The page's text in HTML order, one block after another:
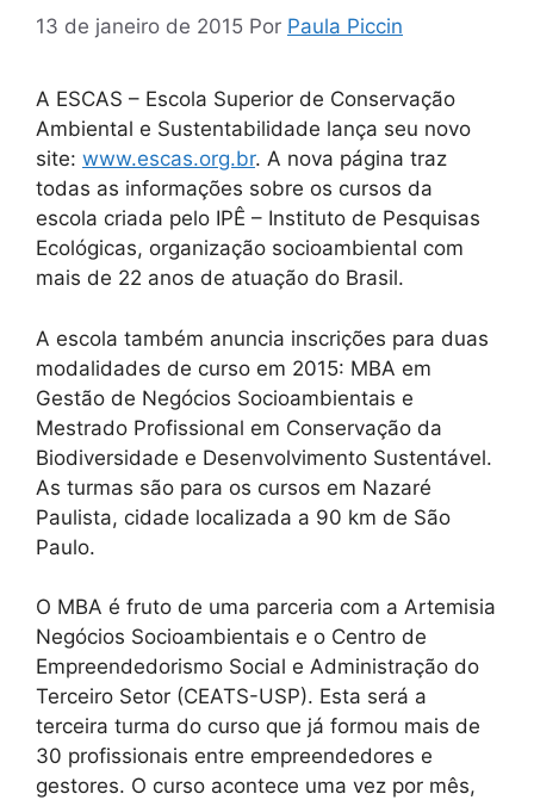
13 de janeiro de 2015 Por Paula Piccin
A ESCAS – Escola Superior de Conservação
Ambiental e Sustentabilidade lança seu novo
site: www.escas.org.br. A nova página traz
todas as informações sobre os cursos da
escola criada pelo IPÊ – Instituto de Pesquisas
Ecológicas, organização socioambiental com
mais de 22 anos de atuação do Brasil.
A escola também anuncia inscrições para duas
modalidades de curso em 2015: MBA em
Gestão de Negócios Socioambientais e
Mestrado Profissional em Conservação da
Biodiversidade e Desenvolvimento Sustentável.
As turmas são para os cursos em Nazaré
Paulista, cidade localizada a 90 km de São
Paulo.
O MBA é fruto de uma parceria com a Artemisia
Negócios Socioambientais e o Centro de
Empreendedorismo Social e Administração do
Terceiro Setor (CEATS-USP). Esta será a
terceira turma do curso que já formou mais de
30 profissionais entre empreendedores e
gestores. O curso acontece uma vez por mês,